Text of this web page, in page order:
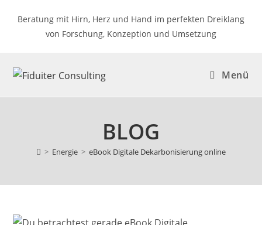
InhaltBeratung mit Hirn, Herz und Hand im perfekten Dreiklang
von Forschung, Konzeption und Umsetzung
Menü
BLOG
> Energie > eBook Digitale Dekarbonisierung online